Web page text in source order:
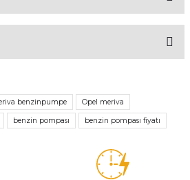
noktaları öneri formunu kullanarak
ederiz.
veya görüntülenemiyor.
bilgiler bulunuyor.
benzinpumpe Opel meriva
benzin pompası benzin pompası fiyatı